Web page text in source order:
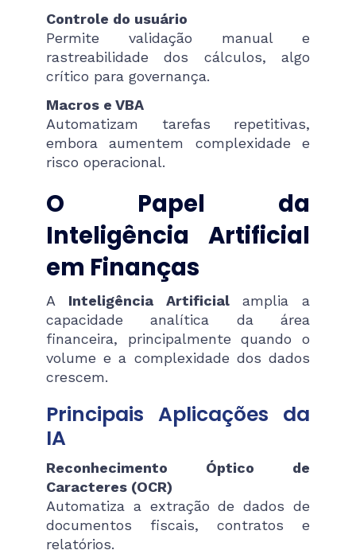
Controle do usuário
Permite validação manual e
rastreabilidade dos cálculos, algo
crítico para governança.
Macros e VBA
Automatizam tarefas repetitivas,
embora aumentem complexidade e
risco operacional.
O Papel da
Inteligência Artificial
em Finanças
A Inteligência Artificialamplia a
capacidade analítica da área
financeira, principalmente quando o
volume e a complexidade dos dados
crescem.
Principais Aplicações da
IA
Reconhecimento Óptico de
Caracteres (OCR)
Automatiza a extração de dados de
documentos fiscais, contratos e
relatórios.